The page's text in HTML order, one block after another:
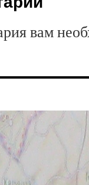
вам